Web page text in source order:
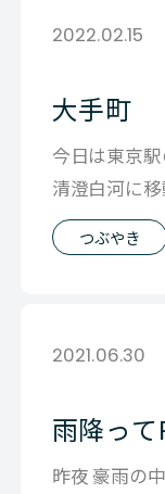
2022.02.15
大手町
今日は東京
清澄白河に
移動しました
つぶやき
2021.06.30
雨降って
昨夜 豪雨の